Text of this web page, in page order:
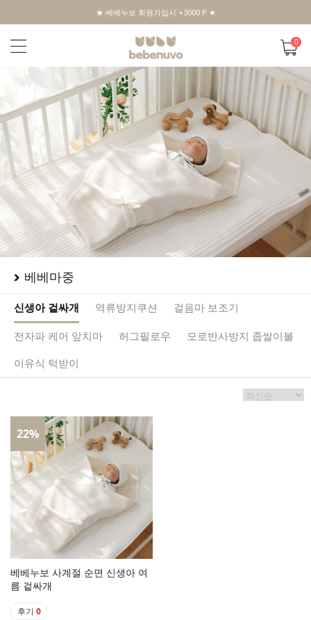
★ 베베누보 회원가입시 +3000 P ★
0
베베마중
신생아 겉싸개 역류방지쿠션 걸음마 보조기
전자파 케어 앞치마 허그필로우
모로반사방지 좁쌀이불
이유식 턱받이
22%
베베누보 사계절 순면 신생아 여
름 겉싸개
후기 0